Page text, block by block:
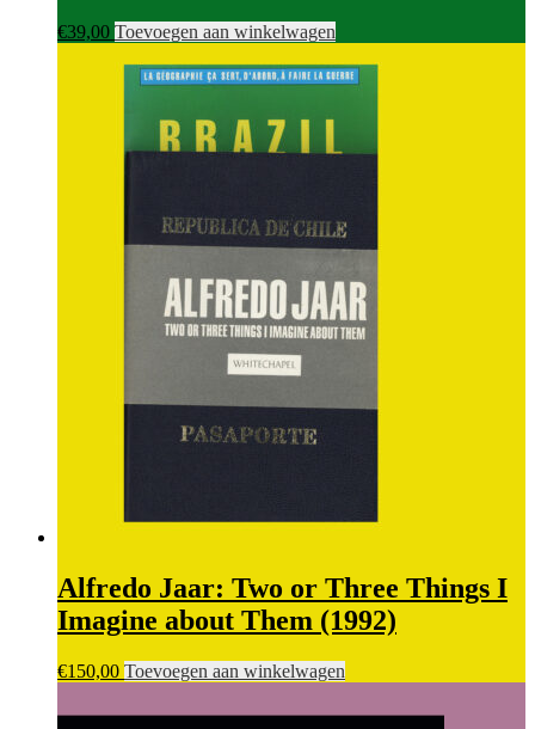
€39,00 Toevoegen aan winkelwagen
Alfredo Jaar: Two or Three Things I
Imagine about Them (1992)
€150,00 Toevoegen aan winkelwagen